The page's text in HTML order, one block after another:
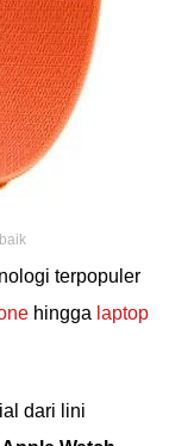
terpopuler
hingga laptop
dari lini